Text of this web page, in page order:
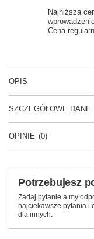
Najniższa
Cena
OPIS
SZCZEGÓŁOWE DANE
OPINIE (0)
Potrzebujesz
Zadaj pytanie a my
najciekawsze pytania i
dla innych.